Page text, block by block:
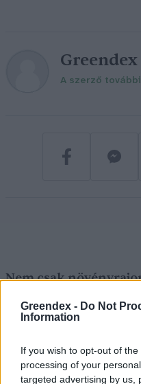
Greendex - Do Not
Information
If you wish to opt-out of
processing of your
targeted advertising by us,
A szerző
Nem csak
meglátogatni
Pár éven belül